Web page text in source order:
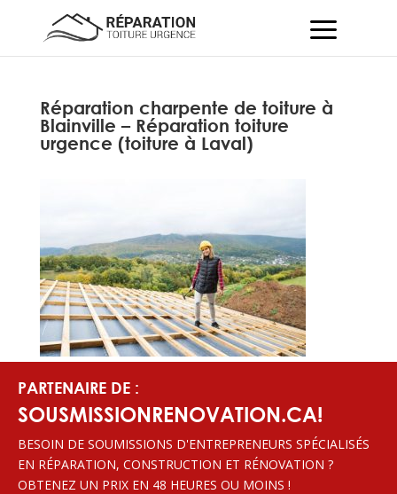
Réparation charpente de toiture à
Blainville – Réparation toiture
urgence (toiture à Laval)
PARTENAIRE DE :
SOUSMISSIONRENOVATION.CA!
BESOIN DE SOUMISSIONS D'ENTREPRENEURS SPÉCIALISÉS
EN RÉPARATION, CONSTRUCTION ET RÉNOVATION ?
OBTENEZ UN PRIX EN 48 HEURES OU MOINS !